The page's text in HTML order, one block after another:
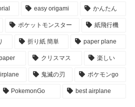
easy origami かんたん
ポケットモンスター 紙飛行機
折り紙 簡単 paper plane
クリスマス 楽しい
鬼滅の刃 ポケモンgo
PokemonGo best airplane